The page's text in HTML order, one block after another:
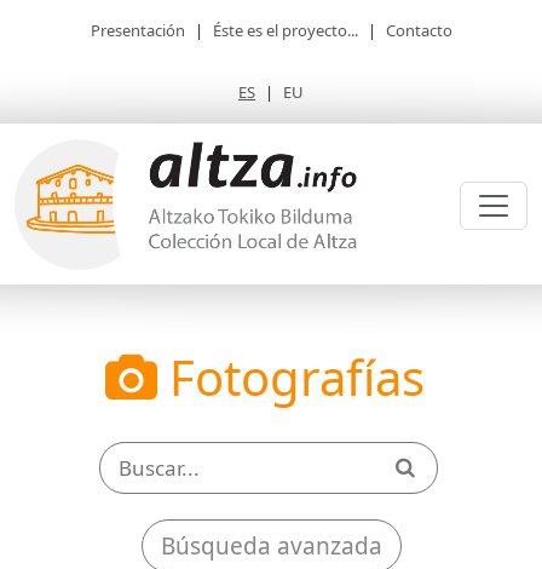
Presentación | Éste es el proyecto... | Contacto
ES | EU
Fotografías
Búsqueda avanzada